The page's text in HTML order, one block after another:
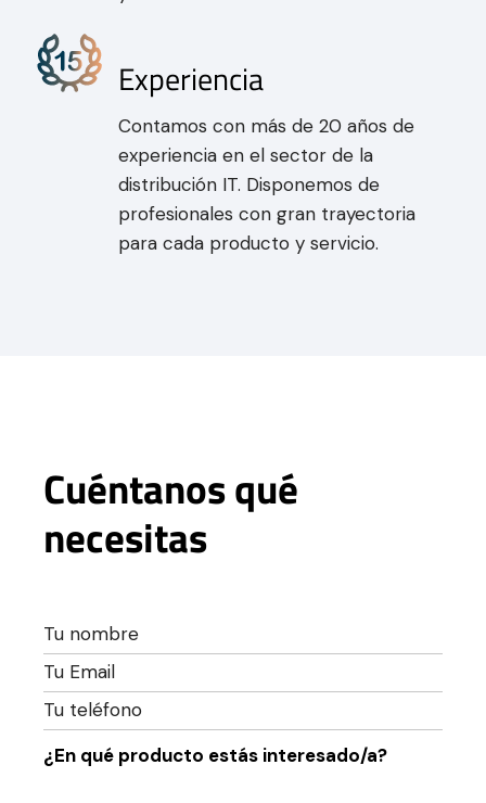
Experiencia
Contamos con más de 20 años de
experiencia en el sector de la
distribución IT. Disponemos de
profesionales con gran trayectoria
para cada producto y servicio.
Cuéntanos qué
necesitas
¿En qué producto estás interesado/a?